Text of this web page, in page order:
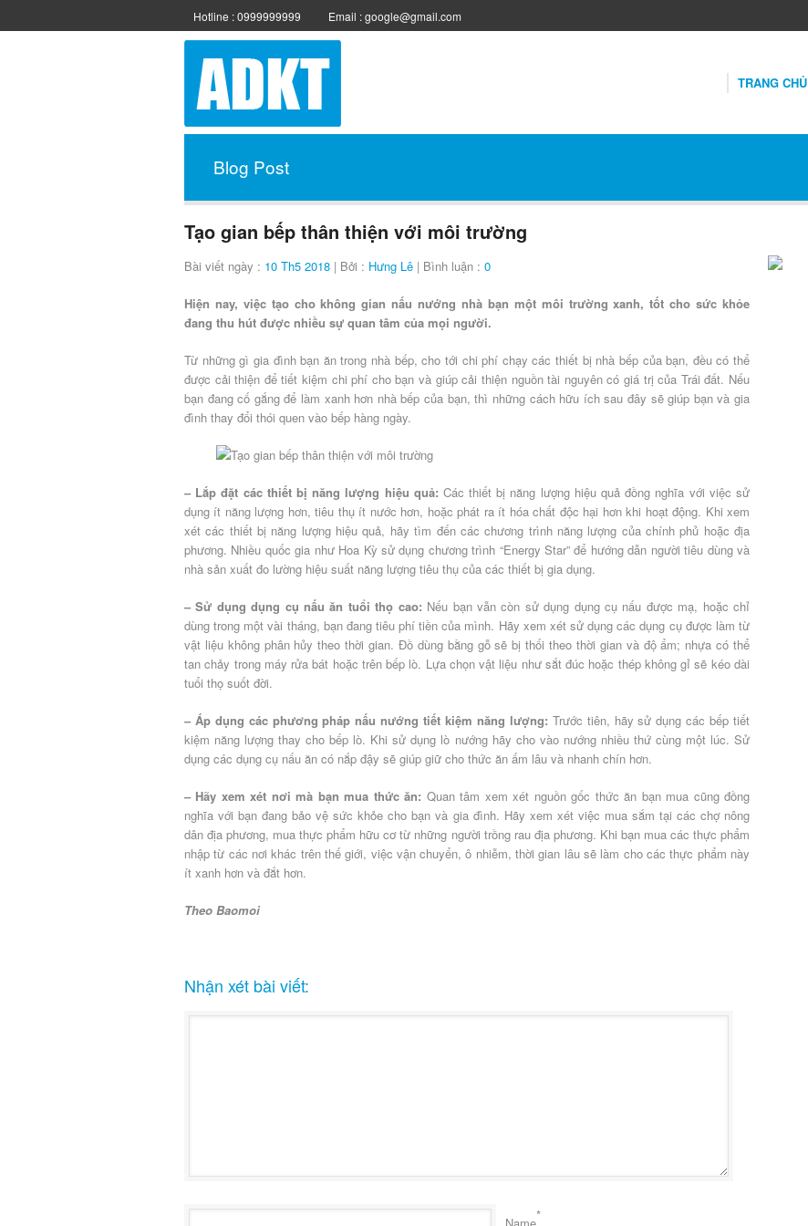
Hotline : 0999999999 Email : google@gmail.com
TRANG CHỦ
Blog Post
Tạo gian bếp thân thiện với môi trường
Bài viết ngày : 10 Th5 2018 | Bởi : Hưng Lê | Bình luận : 0
Hiện nay, việc tạo cho không gian nấu nướng nhà bạn một môi trường xanh, tốt cho sức khỏe
đang thu hút được nhiều sự quan tâm của mọi người.
Từ những gì gia đình bạn ăn trong nhà bếp, cho tới chi phí chạy các thiết bị nhà bếp của bạn, đều có thể
được cải thiện để tiết kiệm chi phí cho bạn và giúp cải thiện nguồn tài nguyên có giá trị của Trái đất. Nếu
bạn đang cố gắng để làm xanh hơn nhà bếp của bạn, thì những cách hữu ích sau đây sẽ giúp bạn và gia
đình thay đổi thói quen vào bếp hàng ngày.
– Lắp đặt các thiết bị năng lượng hiệu quả: Các thiết bị năng lượng hiệu quả đồng nghĩa với việc sử
dụng ít năng lượng hơn, tiêu thụ ít nước hơn, hoặc phát ra ít hóa chất độc hại hơn khi hoạt động. Khi xem
xét các thiết bị năng lượng hiệu quả, hãy tìm đến các chương trình năng lượng của chính phủ hoặc địa
phương. Nhiều quốc gia như Hoa Kỳ sử dụng chương trình “Energy Star” để hướng dẫn người tiêu dùng và
nhà sản xuất đo lường hiệu suất năng lượng tiêu thụ của các thiết bị gia dụng.
– Sử dụng dụng cụ nấu ăn tuổi thọ cao: Nếu bạn vẫn còn sử dụng dụng cụ nấu được mạ, hoặc chỉ
dùng trong một vài tháng, bạn đang tiêu phí tiền của mình. Hãy xem xét sử dụng các dụng cụ được làm từ
vật liệu không phân hủy theo thời gian. Đồ dùng bằng gỗ sẽ bị thối theo thời gian và độ ẩm; nhựa có thể
tan chảy trong máy rửa bát hoặc trên bếp lò. Lựa chọn vật liệu như sắt đúc hoặc thép không gỉ sẽ kéo dài
tuổi thọ suốt đời.
– Áp dụng các phương pháp nấu nướng tiết kiệm năng lượng: Trước tiên, hãy sử dụng các bếp tiết
kiệm năng lượng thay cho bếp lò. Khi sử dụng lò nướng hãy cho vào nướng nhiều thứ cùng một lúc. Sử
dụng các dụng cụ nấu ăn có nắp đậy sẽ giúp giữ cho thức ăn ấm lâu và nhanh chín hơn.
– Hãy xem xét nơi mà bạn mua thức ăn: Quan tâm xem xét nguồn gốc thức ăn bạn mua cũng đồng
nghĩa với bạn đang bảo vệ sức khỏe cho bạn và gia đình. Hãy xem xét việc mua sắm tại các chợ nông
dân địa phương, mua thực phẩm hữu cơ từ những người trồng rau địa phương. Khi bạn mua các thực phẩm
nhập từ các nơi khác trên thế giới, việc vận chuyển, ô nhiễm, thời gian lâu sẽ làm cho các thực phẩm này
ít xanh hơn và đắt hơn.
Theo Baomoi
Nhận xét bài viết:
*